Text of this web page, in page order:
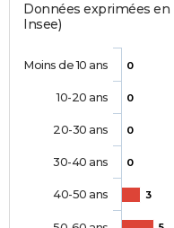
Données exprimées en
Insee)
0
0
0
0
3
Moins de 10 ans
10-20 ans
20-30 ans
30-40 ans
40-50 ans